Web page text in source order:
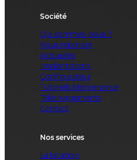
Société
Qui sommes-nous ?
Nous rejoindre
Actualités
Implantations
Configurateur
Tutoriels Maintenance
Téléchargements
Contact
Nos services
La location